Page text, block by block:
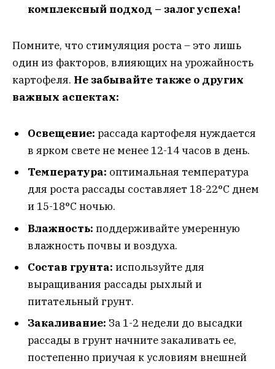
комплексный подход – залог успеха!
Помните, что стимуляция роста – это лишь
один из факторов, влияющих на урожайность
картофеля. Не забывайте также о других
важных аспектах:
Освещение: рассада картофеля нуждается
в ярком свете не менее 12-14 часов в день.
Температура: оптимальная температура
для роста рассады составляет 18-22°C днем
и 15-18°C ночью.
Влажность: поддерживайте умеренную
влажность почвы и воздуха.
Состав грунта: используйте для
выращивания рассады рыхлый и
питательный грунт.
Закаливание: За 1-2 недели до высадки
рассады в грунт начните закаливать ее,
постепенно приучая к условиям внешней